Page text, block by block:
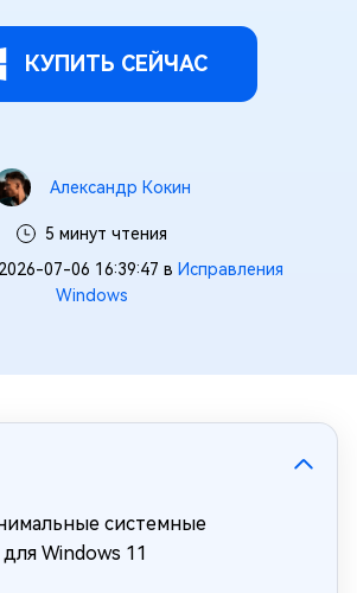
КУПИТЬ СЕЙЧАС
Александр Кокин
5 минут чтения
07-06 16:39:47 в Исправления
Windows
системные
Windows 11